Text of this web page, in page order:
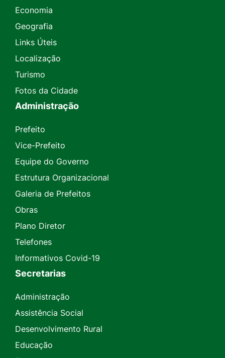
Economia
Geografia
Links Úteis
Localização
Turismo
Fotos da Cidade
Administração
Prefeito
Vice-Prefeito
Equipe do Governo
Estrutura Organizacional
Galeria de Prefeitos
Obras
Plano Diretor
Telefones
Informativos Covid-19
Secretarias
Administração
Assistência Social
Desenvolvimento Rural
Educação